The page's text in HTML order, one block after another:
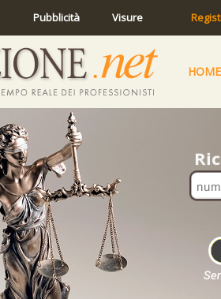
Pubblicità Visure
HOME